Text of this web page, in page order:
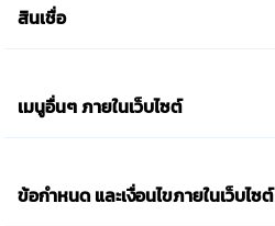
สินเชื่อ
เมนูอื่นๆ ภายในเว็บไซต์
ข้อกำหนด และเงื่อนไขภายในเว็บไซต์